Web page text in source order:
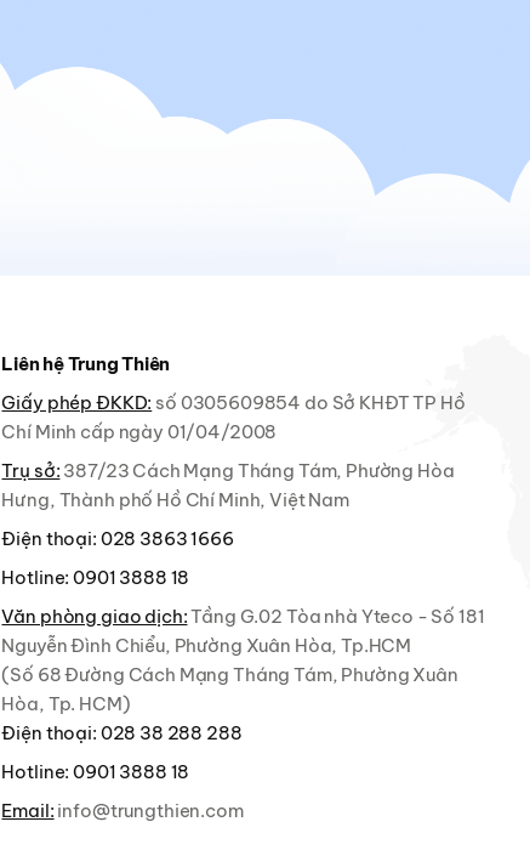
Liên hệ Trung Thiên
Giấy phép ĐKKD: số 0305609854 do Sở KHĐT TP Hồ
Chí Minh cấp ngày 01/04/2008
Trụ sở: 387/23 Cách Mạng Tháng Tám, Phường Hòa
Hưng, Thành phố Hồ Chí Minh, Việt Nam
Điện thoại: 028 3863 1666
Hotline:0901 3888 18
Văn phòng giao dịch:Tầng G.02 Tòa nhà Yteco - Số 181
Nguyễn Đình Chiểu, Phường Xuân Hòa, Tp.HCM
(Số 68 Đường Cách Mạng Tháng Tám, Phường Xuân
Hòa, Tp. HCM)
Điện thoại: 028 38 288 288
Hotline:0901 3888 18
Email: info@trungthien.com